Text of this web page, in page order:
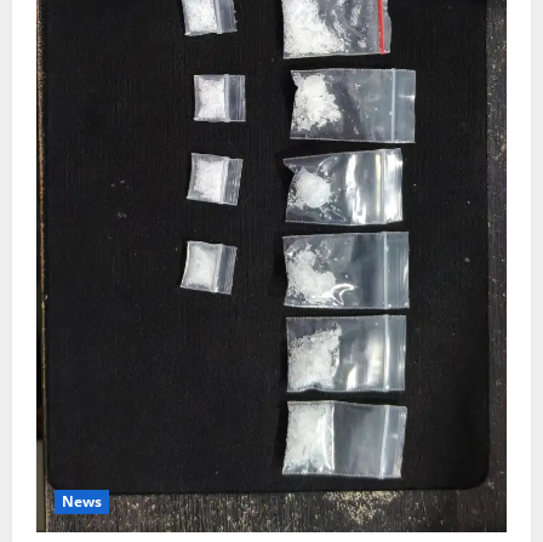
News